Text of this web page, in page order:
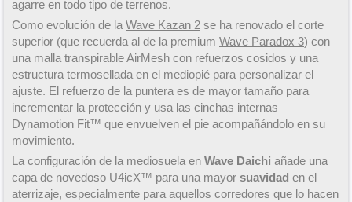
agarre en todo tipo de terrenos.
Como evolución de la Wave Kazan 2 se ha renovado el corte
superior (que recuerda al de la premium Wave Paradox 3) con
una malla transpirable AirMesh con refuerzos cosidos y una
estructura termosellada en el mediopié para personalizar el
ajuste. El refuerzo de la puntera es de mayor tamaño para
incrementar la protección y usa las cinchas internas
Dynamotion Fit™ que envuelven el pie acompañándolo en su
movimiento.
La configuración de la mediosuela en Wave Daichi añade una
capa de novedoso U4icX™ para una mayor suavidad en el
aterrizaje, especialmente para aquellos corredores que lo hacen